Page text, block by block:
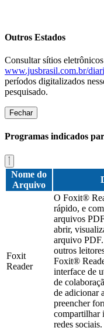
Outros Estados
Consultar sítios
www.jusbrasil.com.br/
períodos digitalizados
pesquisado.
Fechar
Programas indicados
Nome do
Arquivo
Foxit
Reader
O Foxit®
rápido, e
arquivos
abrir,
arquivo
outros
Foxit®
interface de
de
de adicionar
preencher
compartilhar
redes sociais.